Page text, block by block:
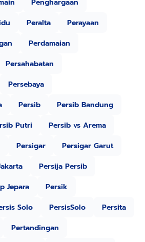
Peralta
Perayaan
Perdamaian
Persahabatan
Persebaya
Persib
Persib Bandung
Putri
Persib vs Arema
Persigar
Persigar Garut
Persija Persib
Jepara
Persik
Solo PersisSolo
Persita
Pertandingan